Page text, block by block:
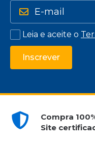
Leia e aceite o
Inscrever
Compra
Site